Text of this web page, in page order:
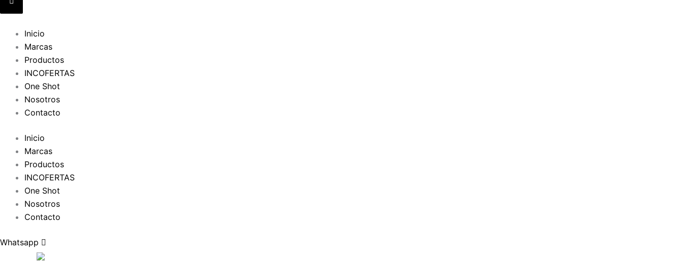
Inicio
Marcas
Productos
INCOFERTAS
One Shot
Nosotros
Contacto
Inicio
Marcas
Productos
INCOFERTAS
One Shot
Nosotros
Contacto
Whatsapp